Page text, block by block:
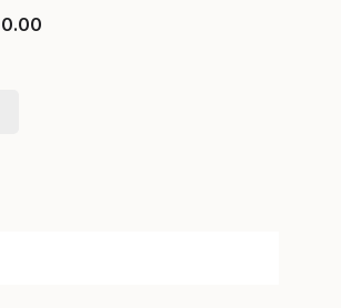
0.00